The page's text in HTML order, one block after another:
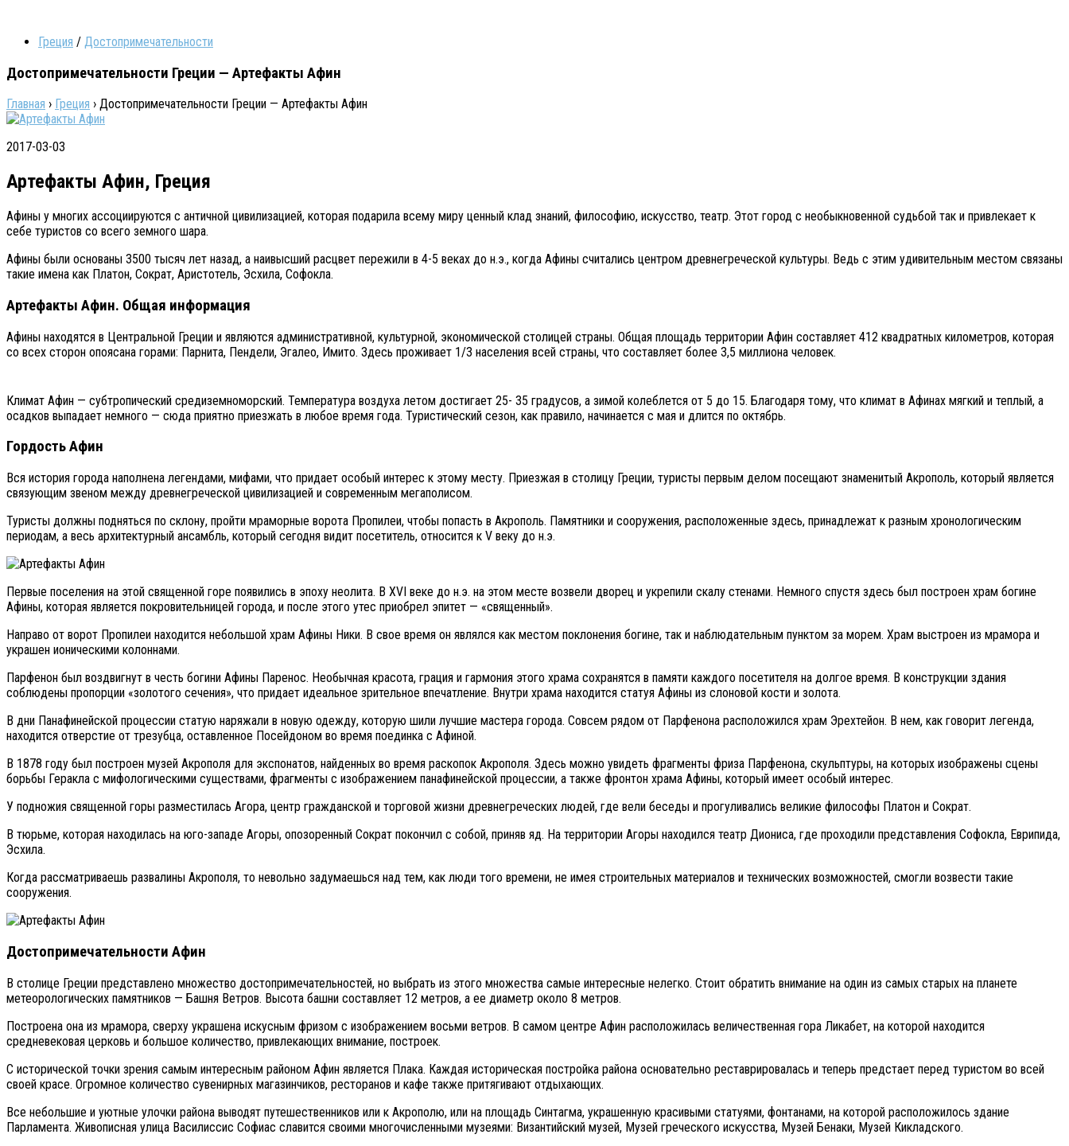
Греция / Достопримечательности
Достопримечательности Греции — Артефакты Афин
Главная › Греция › Достопримечательности Греции — Артефакты Афин
2017-03-03
Артефакты Афин, Греция
Афины у многих ассоциируются с античной цивилизацией, которая подарила всему миру ценный клад знаний, философию, искусство, театр. Этот город с необыкновенной судьбой так и привлекает к
себе туристов со всего земного шара.
Афины были основаны 3500 тысяч лет назад, а наивысший расцвет пережили в 4-5 веках до н.э., когда Афины считались центром древнегреческой культуры. Ведь с этим удивительным местом связаны
такие имена как Платон, Сократ, Аристотель, Эсхила, Софокла.
Артефакты Афин. Общая информация
Афины находятся в Центральной Греции и являются административной, культурной, экономической столицей страны. Общая площадь территории Афин составляет 412 квадратных километров, которая
со всех сторон опоясана горами: Парнита, Пендели, Эгалео, Имито. Здесь проживает 1/3 населения всей страны, что составляет более 3,5 миллиона человек.
Климат Афин — субтропический средиземноморский. Температура воздуха летом достигает 25- 35 градусов, а зимой колеблется от 5 до 15. Благодаря тому, что климат в Афинах мягкий и теплый, а
осадков выпадает немного — сюда приятно приезжать в любое время года. Туристический сезон, как правило, начинается с мая и длится по октябрь.
Гордость Афин
Вся история города наполнена легендами, мифами, что придает особый интерес к этому месту. Приезжая в столицу Греции, туристы первым делом посещают знаменитый Акрополь, который является
связующим звеном между древнегреческой цивилизацией и современным мегаполисом.
Туристы должны подняться по склону, пройти мраморные ворота Пропилеи, чтобы попасть в Акрополь. Памятники и сооружения, расположенные здесь, принадлежат к разным хронологическим
периодам, а весь архитектурный ансамбль, который сегодня видит посетитель, относится к V веку до н.э.
Первые поселения на этой священной горе появились в эпоху неолита. В XVI веке до н.э. на этом месте возвели дворец и укрепили скалу стенами. Немного спустя здесь был построен храм богине
Афины, которая является покровительницей города, и после этого утес приобрел эпитет — «священный».
Направо от ворот Пропилеи находится небольшой храм Афины Ники. В свое время он являлся как местом поклонения богине, так и наблюдательным пунктом за морем. Храм выстроен из мрамора и
украшен ионическими колоннами.
Парфенон был воздвигнут в честь богини Афины Паренос. Необычная красота, грация и гармония этого храма сохранятся в памяти каждого посетителя на долгое время. В конструкции здания
соблюдены пропорции «золотого сечения», что придает идеальное зрительное впечатление. Внутри храма находится статуя Афины из слоновой кости и золота.
В дни Панафинейской процессии статую наряжали в новую одежду, которую шили лучшие мастера города. Совсем рядом от Парфенона расположился храм Эрехтейон. В нем, как говорит легенда,
находится отверстие от трезубца, оставленное Посейдоном во время поединка с Афиной.
В 1878 году был построен музей Акрополя для экспонатов, найденных во время раскопок Акрополя. Здесь можно увидеть фрагменты фриза Парфенона, скульптуры, на которых изображены сцены
борьбы Геракла с мифологическими существами, фрагменты с изображением панафинейской процессии, а также фронтон храма Афины, который имеет особый интерес.
У подножия священной горы разместилась Агора, центр гражданской и торговой жизни древнегреческих людей, где вели беседы и прогуливались великие философы Платон и Сократ.
В тюрьме, которая находилась на юго-западе Агоры, опозоренный Сократ покончил с собой, приняв яд. На территории Агоры находился театр Диониса, где проходили представления Софокла, Еврипида,
Эсхила.
Когда рассматриваешь развалины Акрополя, то невольно задумаешься над тем, как люди того времени, не имея строительных материалов и технических возможностей, смогли возвести такие
сооружения.
Достопримечательности Афин
В столице Греции представлено множество достопримечательностей, но выбрать из этого множества самые интересные нелегко. Стоит обратить внимание на один из самых старых на планете
метеорологических памятников — Башня Ветров. Высота башни составляет 12 метров, а ее диаметр около 8 метров.
Построена она из мрамора, сверху украшена искусным фризом с изображением восьми ветров. В самом центре Афин расположилась величественная гора Ликабет, на которой находится
средневековая церковь и большое количество, привлекающих внимание, построек.
С исторической точки зрения самым интересным районом Афин является Плака. Каждая историческая постройка района основательно реставрировалась и теперь предстает перед туристом во всей
своей красе. Огромное количество сувенирных магазинчиков, ресторанов и кафе также притягивают отдыхающих.
Все небольшие и уютные улочки района выводят путешественников или к Акрополю, или на площадь Синтагма, украшенную красивыми статуями, фонтанами, на которой расположилось здание
Парламента. Живописная улица Василиссис Софиас славится своими многочисленными музеями: Византийский музей, Музей греческого искусства, Музей Бенаки, Музей Кикладского.